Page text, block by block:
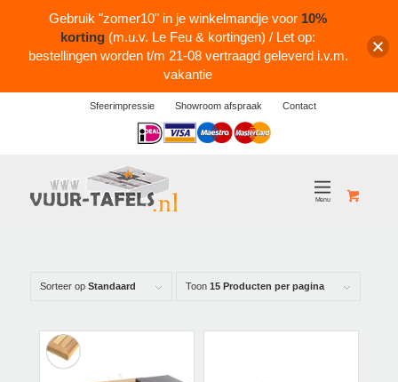
Sfeerimpressie Showroom afspraak Contact
Logos
Sorteer op Standaard Toon 15 Producten per pagina
Gebruik "zomer10" in je winkelmandje voor 10%
korting (m.u.v. Le Feu & kortingen) / Let op:
bestellingen worden t/m 21-08 vertraagd geleverd i.v.m.
vakantie